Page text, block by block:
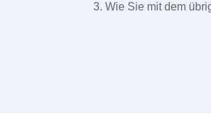
3. Wie Sie mit dem